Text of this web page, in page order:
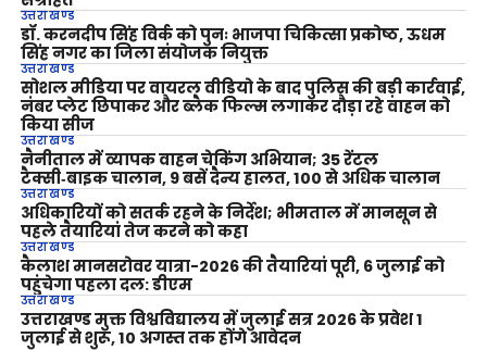
उत्तराखण्ड
डॉ. करनदीप सिंह विर्क को पुनः भाजपा चिकित्सा प्रकोष्ठ, ऊधम
सिंह नगर का जिला संयोजक नियुक्त
उत्तराखण्ड
सोशल मीडिया पर वायरल वीडियो के बाद पुलिस की बड़ी कार्रवाई,
नंबर प्लेट छिपाकर और ब्लैक फिल्म लगाकर दौड़ा रहे वाहन को
किया सीज
उत्तराखण्ड
नैनीताल में व्यापक वाहन चेकिंग अभियान; 35 रेंटल
टैक्सी‑बाइक चालान, 9 बसें दैन्य हालत, 100 से अधिक चालान
उत्तराखण्ड
अधिकारियों को सतर्क रहने के निर्देश; भीमताल में मानसून से
पहले तैयारियां तेज करने को कहा
उत्तराखण्ड
कैलाश मानसरोवर यात्रा-2026 की तैयारियां पूरी, 6 जुलाई को
पहुंचेगा पहला दल: डीएम
उत्तराखण्ड
उत्तराखण्ड मुक्त विश्वविद्यालय में जुलाई सत्र 2026 के प्रवेश 1
जुलाई से शुरू, 10 अगस्त तक होंगे आवेदन